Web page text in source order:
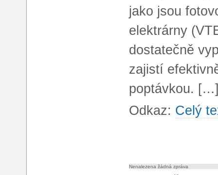
jako jsou
elektrárny
dostatečně
zajistí
poptávkou.
Odkaz: Celý
Nenalezena žádná zpráva